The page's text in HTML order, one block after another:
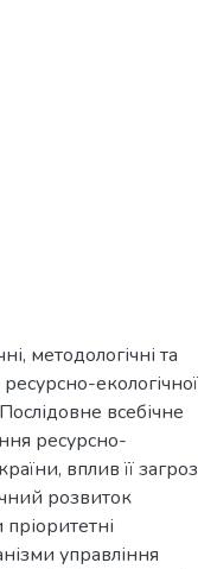
методологічні та
екологічної
всебічне
ресурсно-
вплив її загроз
розвиток
управління